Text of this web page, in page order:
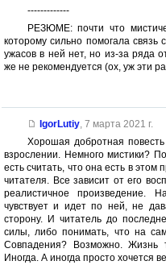
-------------
РЕЗЮМЕ: почти что
которому сильно помогала
ужасов в ней нет, но из-за ряда
же не рекомендуется (ох, уж эти
IgorLutiy, 7 марта 2021 г.
Хорошая добротная
взрослении. Немного мистики?
есть считать, что она есть в
читателя. Все зависит от его
реалистичное произведение.
чувствует и идет по ней, не
сторону. И читатель до
силы, либо понимать, что на
Совпадения? Возможно. Жизнь
Иногда. А иногда просто хочется